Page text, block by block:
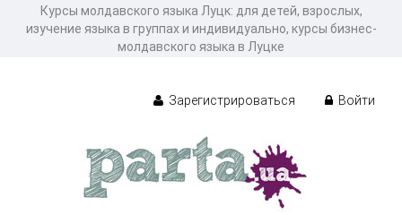
Курсы молдавского языка Луцк: для детей, взрослых,
изучение языка в группах и индивидуально, курсы бизнес-
молдавского языка в Луцке
Зарегистрироваться Войти